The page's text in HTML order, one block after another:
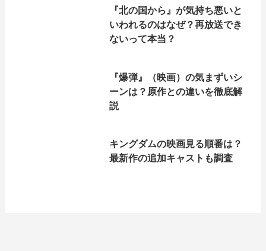
『北の国から』が気持ち悪いと
いわれるのはなぜ？再放送でき
ないって本当？
『爆弾』（映画）の気まずいシ
ーンは？原作との違いを徹底解
説
キングダムの映画見る順番は？
最新作の追加キャストも調査